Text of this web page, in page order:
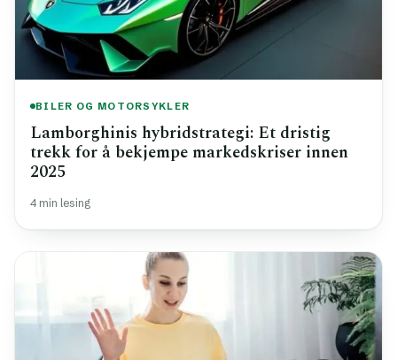
BILER OG MOTORSYKLER
Lamborghinis hybridstrategi: Et dristig
trekk for å bekjempe markedskriser innen
2025
4 min lesing